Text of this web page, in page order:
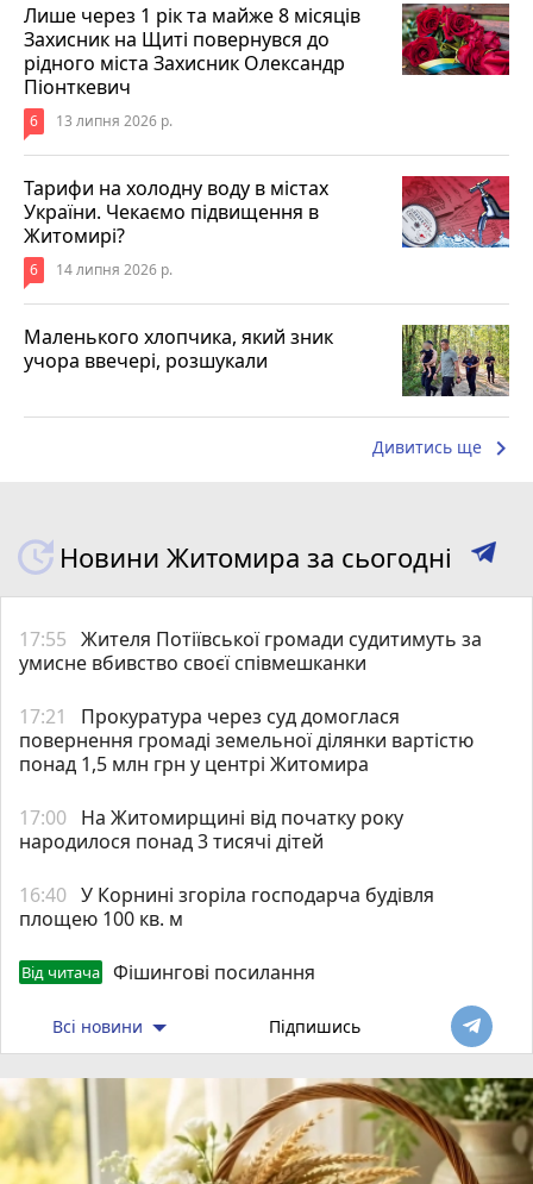
Лише через 1 рік та майже 8 місяців
Захисник на Щиті повернувся до
рідного міста Захисник Олександр
Піонткевич
6 13 липня 2026 р.
Тарифи на холодну воду в містах
України. Чекаємо підвищення в
Житомирі?
6 14 липня 2026 р.
Маленького хлопчика, який зник
учора ввечері, розшукали
Дивитись ще keyboard_arrow_right
Новини Житомира за сьогодні
17:55 Жителя Потіївської громади судитимуть за
умисне вбивство своєї співмешканки
17:21
Прокуратура через суд домоглася
повернення громаді земельної ділянки вартістю
понад 1,5 млн грн у центрі Житомира
17:00 На Житомирщині від початку року
народилося понад 3 тисячі дітей
16:40 У Корнині згоріла господарча будівля
площею 100 кв. м
Від читача Фішингові посилання
Всі новини Підпишись